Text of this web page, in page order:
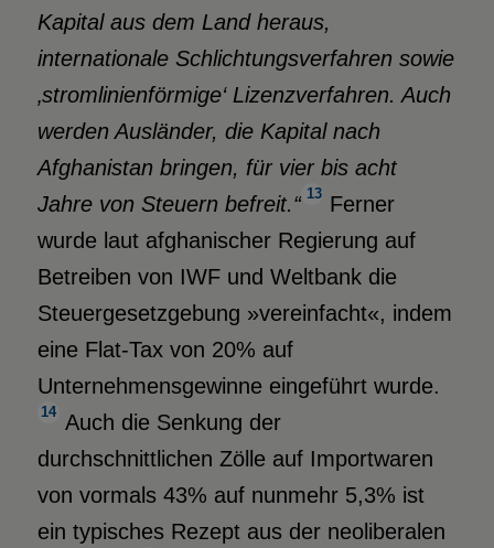
Kapital aus dem Land heraus,
internationale Schlichtungsverfahren sowie
‚stromlinienförmige‘ Lizenzverfahren. Auch
werden Ausländer, die Kapital nach
Afghanistan bringen, für vier bis acht
Jahre von Steuern befreit.“ 13 Ferner
wurde laut afghanischer Regierung auf
Betreiben von IWF und Weltbank die
Steuergesetzgebung »vereinfacht«, indem
eine Flat-Tax von 20% auf
Unternehmensgewinne eingeführt wurde.
14 Auch die Senkung der
durchschnittlichen Zölle auf Importwaren
von vormals 43% auf nunmehr 5,3% ist
ein typisches Rezept aus der neoliberalen